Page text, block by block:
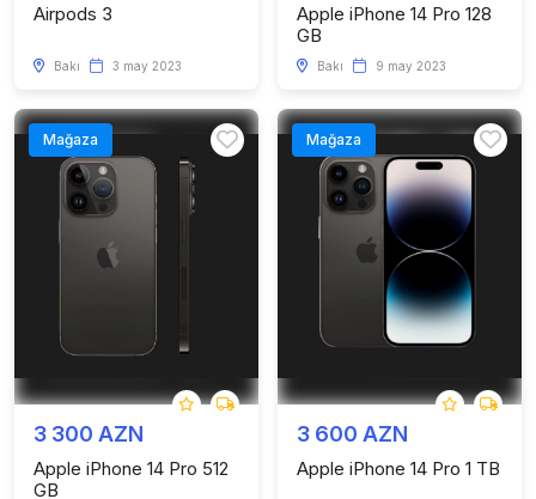
Airpods 3
Bakı 3 may 2023
Apple iPhone 14 Pro 128
GB
Bakı 9 may 2023
Mağaza
3 300 AZN
Apple iPhone 14 Pro 512
GB
Mağaza
3 600 AZN
Apple iPhone 14 Pro 1 TB